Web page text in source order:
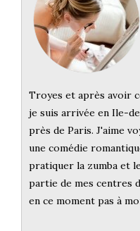
Troyes et après avoir
je suis arrivée en Ile-
près de Paris. J'aime
une comédie
pratiquer la zumba et
partie de mes centres
en ce moment pas à